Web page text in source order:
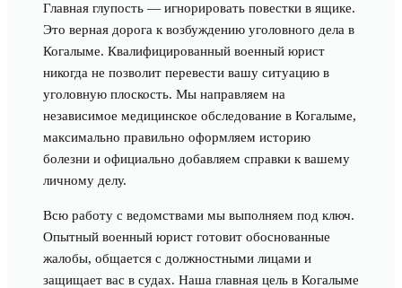
Главная глупость — игнорировать повестки в ящике.
Это верная дорога к возбуждению уголовного дела в
Когалыме. Квалифицированный военный юрист
никогда не позволит перевести вашу ситуацию в
уголовную плоскость. Мы направляем на
независимое медицинское обследование в Когалыме,
максимально правильно оформляем историю
болезни и официально добавляем справки к вашему
личному делу.
Всю работу с ведомствами мы выполняем под ключ.
Опытный военный юрист готовит обоснованные
жалобы, общается с должностными лицами и
защищает вас в судах. Наша главная цель в Когалыме